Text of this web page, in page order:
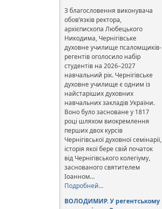
З благословення виконувача
обов’язків ректора,
архієпископа Любецького
Никодима, Чернігівське
духовне училище псаломщиків-
регентів оголосило набір
студентів на 2026–2027
навчальний рік. Чернігівське
духовне училище є одним із
найстаріших духовних
навчальних закладів України.
Воно було засноване у 1817
році шляхом виокремлення
перших двох курсів
Чернігівської духовної семінарії,
історія якої бере свій початок
від Чернігівського колегіуму,
заснованого святителем
Іоанном…
Подробней…
ВОЛОДИМИР. У регентському